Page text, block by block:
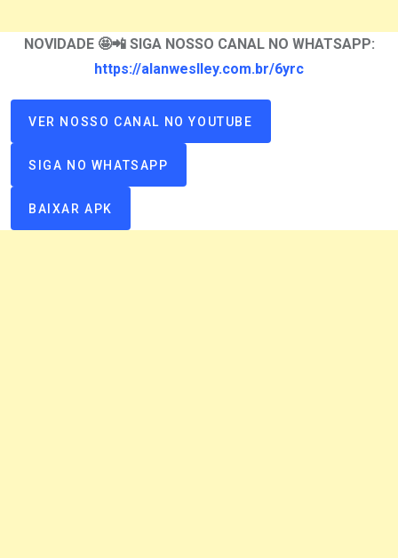
NOVIDADE 🤩📲 SIGA NOSSO CANAL NO WHATSAPP:
https://alanweslley.com.br/6yrc
VER NOSSO CANAL NO YOUTUBE
SIGA NO WHATSAPP
BAIXAR APK